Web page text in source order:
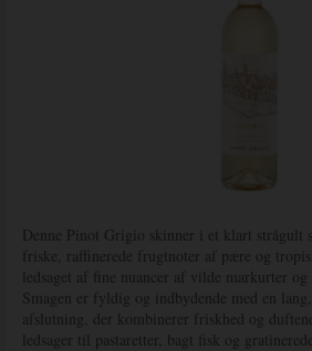
Denne Pinot Grigio skinner i et klart strågult
friske, raffinerede frugtnoter af pære og
ledsaget af fine nuancer af vilde markurter og
Smagen er fyldig og indbydende med en lang,
afslutning, der kombinerer friskhed og
ledsager til pastaretter, bagt fisk og